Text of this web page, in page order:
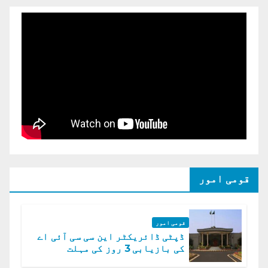
قومی امور
قومی امور
ڈپٹی ڈائریکٹر این سی سی آئی اے
کی بازیابی 3 روز کی مہلت